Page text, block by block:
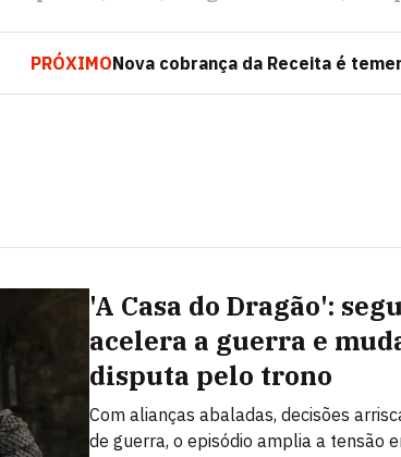
PRÓXIMONova cobrança da Receita é
'A Casa do Dragão':
acelera a guerra e
disputa pelo trono
Com alianças abaladas, decisões
de guerra, o episódio amplia a tensão